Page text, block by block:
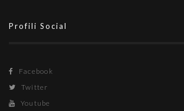
Profili Social
Facebook
Twitter
Youtube